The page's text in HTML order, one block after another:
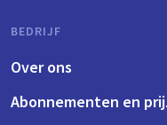
BEDRIJF
Over ons
Abonnementen en